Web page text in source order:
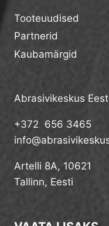
Tooteuudised
Partnerid
Kaubamärgid
Abrasivikeskus
+372 656 3465
Artelli 8A, 10621
Tallinn, Eesti